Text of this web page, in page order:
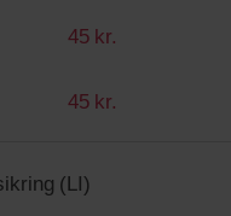
kr.
kr.
(LI)